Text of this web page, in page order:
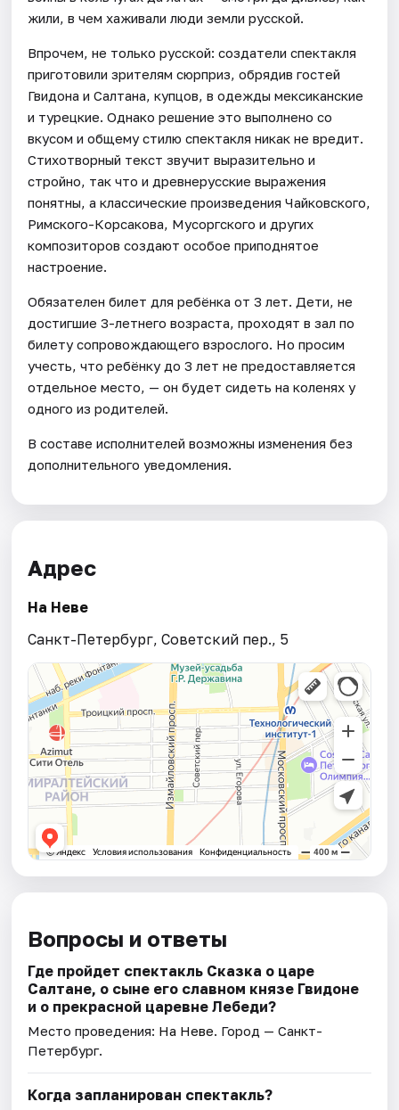
жили, в чем хаживали люди земли русской.
Впрочем, не только русской: создатели спектакля
приготовили зрителям сюрприз, обрядив гостей
Гвидона и Салтана, купцов, в одежды мексиканские
и турецкие. Однако решение это выполнено со
вкусом и общему стилю спектакля никак не вредит.
Стихотворный текст звучит выразительно и
стройно, так что и древнерусские выражения
понятны, а классические произведения Чайковского,
Римского-Корсакова, Мусоргского и других
композиторов создают особое приподнятое
настроение.
Обязателен билет для ребёнка от 3 лет. Дети, не
достигшие 3-летнего возраста, проходят в зал по
билету сопровождающего взрослого. Но просим
учесть, что ребёнку до 3 лет не предоставляется
отдельное место, — он будет сидеть на коленях у
одного из родителей.
В составе исполнителей возможны изменения без
дополнительного уведомления.
Адрес
На Неве
Санкт-Петербург, Советский пер., 5
Вопросы и ответы
Где пройдет спектакль Сказка о царе
Салтане, о сыне его славном князе Гвидоне
и о прекрасной царевне Лебеди?
Место проведения: На Неве. Город — Санкт-
Петербург.
Когда запланирован спектакль?